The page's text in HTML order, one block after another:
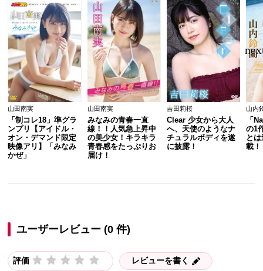
山田南実
「制コレ18」準グラ
ンプリ【アイドル・
オン・デマンド限定
映像アリ】「みなみ
かぜ」
山田南実
みなみの青春一直
線！！人気急上昇中
の美少女！キラキラ
青春感をたっぷりお
届け！
吉田莉桜
Clear 少女から大人
へ、天使のようなナ
チュラルボディを遂
に披露！
山内
「
の1
と
載！
ユーザーレビュー (0 件)
評価 レビューを書く